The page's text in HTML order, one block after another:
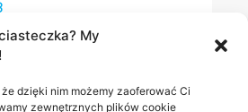
My
dzięki nim możemy zaoferować Ci
zewnętrznych plików cookie